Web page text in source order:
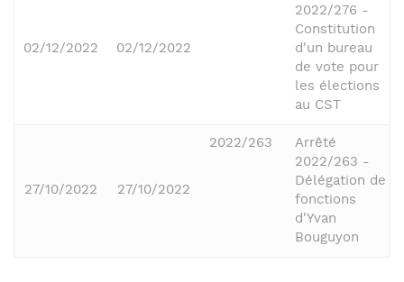
02/12/2022 02/12/2022
2022/276 -
Constitution
d'un bureau
de vote pour
les élections
au CST
27/10/2022 27/10/2022
2022/263
Arrêté
2022/263 -
Délégation de
fonctions
d'Yvan
Bouguyon